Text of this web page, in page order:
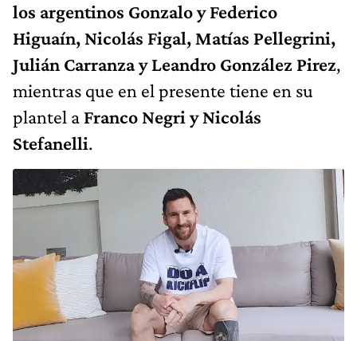
los argentinos Gonzalo y Federico
Higuaín, Nicolás Figal, Matías Pellegrini,
Julián Carranza y Leandro González Pirez,
mientras que en el presente tiene en su
plantel a Franco Negri y Nicolás
Stefanelli.